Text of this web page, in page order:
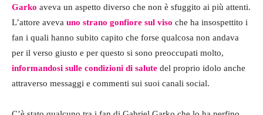
Garko aveva un aspetto diverso che non è sfuggito ai più attenti.
L’attore aveva uno strano gonfiore sul viso che ha insospettito i
fan i quali hanno subito capito che forse qualcosa non andava
per il verso giusto e per questo si sono preoccupati molto,
informandosi sulle condizioni di salute del proprio idolo anche
attraverso messaggi e commenti sui suoi canali social.